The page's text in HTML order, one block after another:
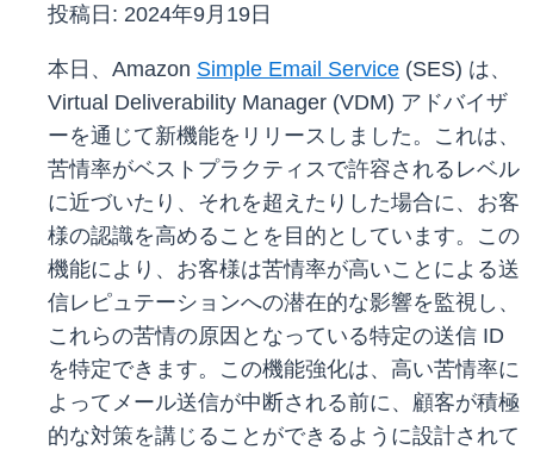
投稿日: 2024年9月19日
本日、Amazon Simple Email Service (SES) は、
Virtual Deliverability Manager (VDM) アドバイザ
ーを通じて新機能をリリースしました。これは、
苦情率がベストプラクティスで許容されるレベル
に近づいたり、それを超えたりした場合に、お客
様の認識を高めることを目的としています。この
機能により、お客様は苦情率が高いことによる送
信レピュテーションへの潜在的な影響を監視し、
これらの苦情の原因となっている特定の送信 ID
を特定できます。この機能強化は、高い苦情率に
よってメール送信が中断される前に、顧客が積極
的な対策を講じることができるように設計されて